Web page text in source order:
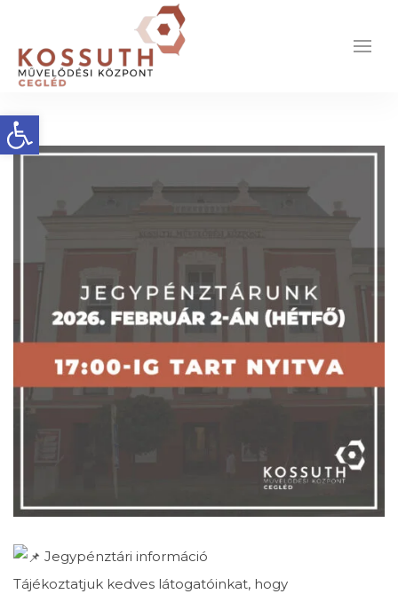
Eszköztár megnyitása
Jegypénztári információ
Tájékoztatjuk kedves látogatóinkat, hogy